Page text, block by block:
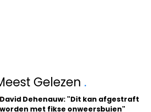
Gelezen .
David Dehenauw: "Dit kan afgestraft
worden met fikse onweersbuien"